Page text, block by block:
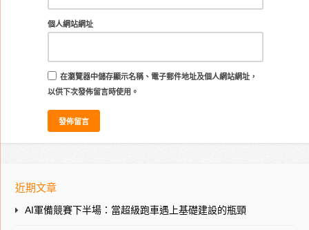
個人網站網址
在瀏覽器中儲存顯示名稱、電子郵件地址及個人網站網址，
以供下次發佈留言時使用。
近期文章
AI軍備競賽下半場：當超級跑車遇上基礎建設的瓶頸